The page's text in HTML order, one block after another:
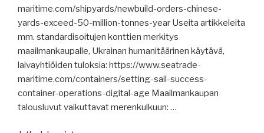
maritime.com/shipyards/newbuild-orders-chinese-
yards-exceed-50-million-tonnes-year Useita artikkeleita
mm. standardisoitujen konttien merkitys
maailmankaupalle, Ukrainan humanitäärinen käytävä,
laivayhtiöiden tuloksia: https://www.seatrade-
maritime.com/containers/setting-sail-success-
container-operations-digital-age Maailmankaupan
talousluvut vaikuttavat merenkulkuun: …